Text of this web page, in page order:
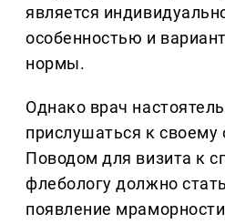
является
особенностью и
нормы.
Однако врач
прислушаться к своему
Поводом для визита к
флебологу должно
появление